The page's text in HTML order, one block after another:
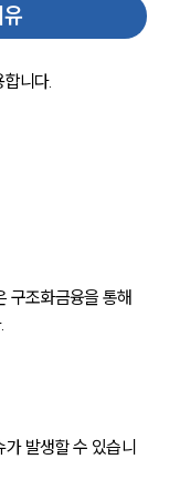
니다.
구조화금융을 통해
발생할 수 있습니